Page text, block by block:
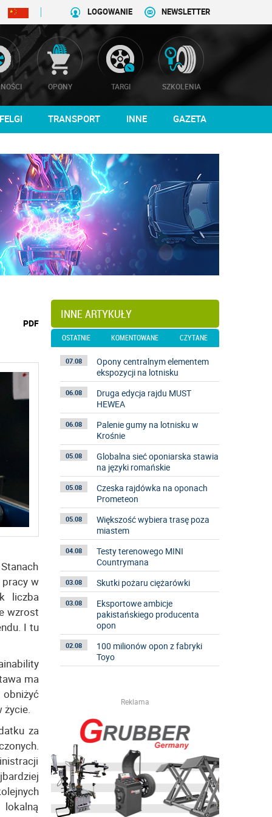
NEWSLETTER
LOGOWANIE
OPONY TARGI SZKOLENIA
FELGI TRANSPORT INNE GAZETA
wydrukuj
podstronę
PDF
pracy w
liczba
wzrost
I tu
ma
życie.
za
INNE ARTYKUŁY
OSTATNIE KOMENTOWANE CZYTANE
07.08
Opony centralnym elementem
ekspozycji na lotnisku
06.08
Druga edycja rajdu MUST
HEWEA
06.08
Palenie gumy na lotnisku w
Krośnie
05.08
Globalna sieć oponiarska stawia
na języki romańskie
05.08
Czeska rajdówka na oponach
Prometeon
05.08
Większość wybiera trasę poza
miastem
04.08
Testy terenowego MINI
Countrymana
03.08 Skutki pożaru ciężarówki
03.08
Eksportowe ambicje
pakistańskiego producenta
opon
02.08
100 milionów opon z fabryki
Toyo
Reklama